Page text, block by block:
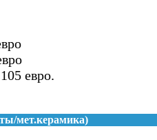
евро.
мет.керамика)